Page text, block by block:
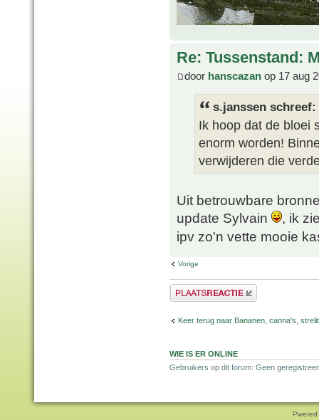
Re: Tussenstand:
door hanscazan op 17 aug
s.janssen schreef:
Ik hoop dat de bloei
enorm worden!
verwijderen die
Uit betrouwbare
update Sylvain
, ik
ipv zo'n vette mooie
Vorige
Plaats een reactie
Keer terug naar Bananen, canna's,
WIE IS ER ONLINE
Gebruikers op dit forum: Geen